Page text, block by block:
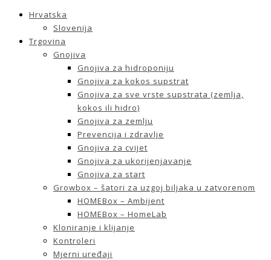
Hrvatska
Slovenija
Trgovina
Gnojiva
Gnojiva za hidroponiju
Gnojiva za kokos supstrat
Gnojiva za sve vrste supstrata (zemlja,
kokos ili hidro)
Gnojiva za zemlju
Prevencija i zdravlje
Gnojiva za cvijet
Gnojiva za ukorijenjavanje
Gnojiva za start
Growbox – šatori za uzgoj biljaka u zatvorenom
HOMEBox – Ambijent
HOMEBox – HomeLab
Kloniranje i klijanje
Kontroleri
Mjerni uređaji